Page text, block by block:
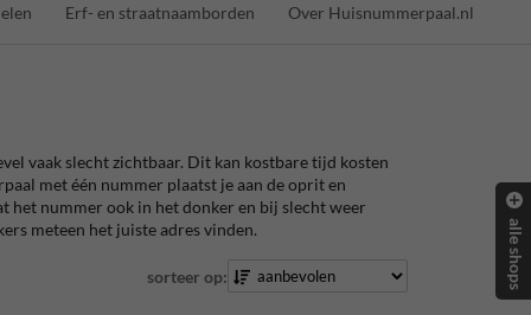
Erf- en straatnaamborden Over Huisnummerpaal.nl
vaak slecht zichtbaar. Dit kan kostbare tijd kosten
met één nummer plaatst je aan de oprit en
nummer ook in het donker en bij slecht weer
meteen het juiste adres vinden.
sorteer op: alle shops